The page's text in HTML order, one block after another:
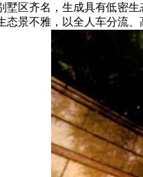
区齐名，生成具有低密
景不雅，以全人车分流